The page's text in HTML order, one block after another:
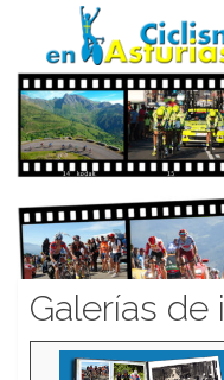
CICLISMO EN
Galerías de